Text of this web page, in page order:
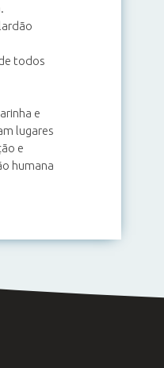
todos
e
lugares
e
humana